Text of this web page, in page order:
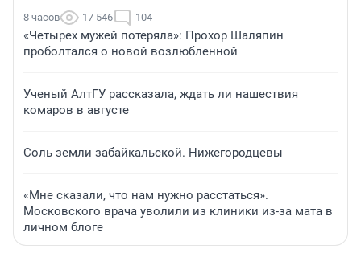
8 часов 17 546 104
«Четырех мужей потеряла»: Прохор Шаляпин
проболтался о новой возлюбленной
Ученый АлтГУ рассказала, ждать ли нашествия
комаров в августе
Соль земли забайкальской. Нижегородцевы
«Мне сказали, что нам нужно расстаться».
Московского врача уволили из клиники из-за мата в
личном блоге